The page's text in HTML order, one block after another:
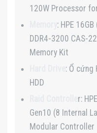
120W Processor
: HPE
DDR4-3200 CAS-
Memory Kit
: Ổ cứng
HDD
r:
Gen10 (8 Internal
Modular Controller